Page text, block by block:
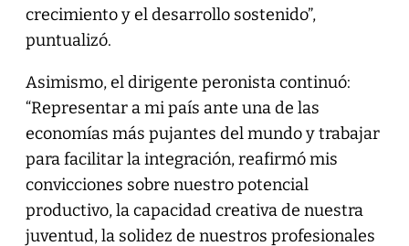
crecimiento y el desarrollo sostenido”,
puntualizó.
Asimismo, el dirigente peronista continuó:
“Representar a mi país ante una de las
economías más pujantes del mundo y trabajar
para facilitar la integración, reafirmó mis
convicciones sobre nuestro potencial
productivo, la capacidad creativa de nuestra
juventud, la solidez de nuestros profesionales